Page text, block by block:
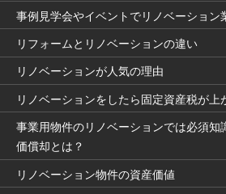
事例見学会やイベントでリノベーション
リフォームとリノベーションの違い
リノベーションが人気の理由
リノベーションをしたら固定資産税が上
事業用物件のリノベーションでは必須知
価償却とは？
リノベーション物件の資産価値